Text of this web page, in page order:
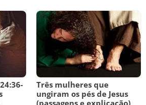
Três mulheres que
ungiram os pés de Jesus
(passagens e explicação)